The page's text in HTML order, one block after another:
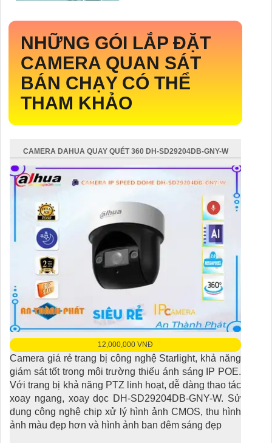
NHỮNG GÓI LẮP ĐẶT
CAMERA QUAN SÁT
BÁN CHẠY CÓ THỂ
THAM KHẢO
CAMERA DAHUA QUAY QUÉT 360 DH-SD29204DB-GNY-W
12,000,000 VNĐ
Camera giá rẻ trang bị công nghệ Starlight, khả năng
giám sát tốt trong môi trường thiếu ánh sáng IP POE.
Với trang bị khả năng PTZ linh hoạt, dễ dàng thao tác
xoay ngang, xoay dọc DH-SD29204DB-GNY-W. Sử
dụng công nghệ chip xử lý hình ảnh CMOS, thu hình
ảnh màu đẹp hơn và hình ảnh ban đêm sáng đẹp